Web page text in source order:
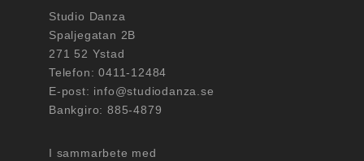
Studio Danza
Spaljegatan 2B
271 52 Ystad
Telefon: 0411-12484
E-post: info@studiodanza.se
Bankgiro: 885-4879
I sammarbete med